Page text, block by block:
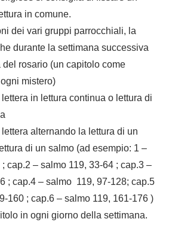
in comune.
dei vari gruppi parrocchiali, la
durante la settimana successiva
rosario (un capitolo come
mistero)
in lettura continua o lettura di
alternando la lettura di un
di un salmo (ad esempio: 1 –
cap.2 – salmo 119, 33-64 ; cap.3 –
; cap.4 – salmo 119, 97-128; cap.5
160 ; cap.6 – salmo 119, 161-176 )
in ogni giorno della settimana.